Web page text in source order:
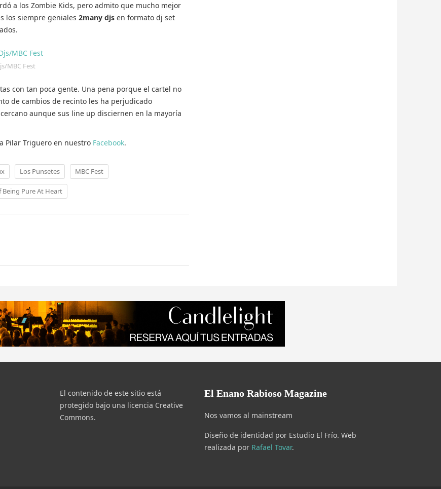
a los Zombie Kids, pero admito que mucho mejor
los siempre geniales 2many djs en formato dj set
MBC Fest
con tan poca gente. Una pena porque el cartel no
de cambios de recinto les ha perjudicado
aunque sus line up disciernen en la mayoría
Pilar Triguero en nuestro Facebook.
Los Punsetes MBC Fest
Being Pure At Heart
El contenido de este sitio está
protegido bajo una licencia Creative
Commons.
El Enano Rabioso Magazine
Nos vamos al mainstream
Diseño de identidad por Estudio El Frío. Web
realizada por Rafael Tovar.